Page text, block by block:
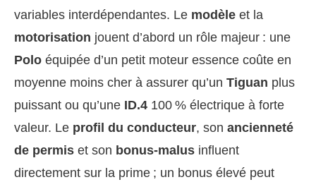
variables interdépendantes. Le modèle et la
motorisation jouent d’abord un rôle majeur : une
Polo équipée d’un petit moteur essence coûte en
moyenne moins cher à assurer qu’un Tiguan plus
puissant ou qu’une ID.4 100 % électrique à forte
valeur. Le profil du conducteur, son ancienneté
de permis et son bonus-malus influent
directement sur la prime ; un bonus élevé peut